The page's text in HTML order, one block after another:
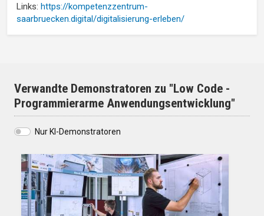
Links: https://kompetenzzentrum-
saarbruecken.digital/digitalisierung-erleben/
Verwandte Demonstratoren zu "Low Code -
Programmierarme Anwendungsentwicklung"
Nur KI-Demonstratoren